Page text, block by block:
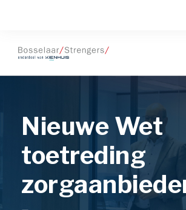
Nieuwe Wet
toetreding